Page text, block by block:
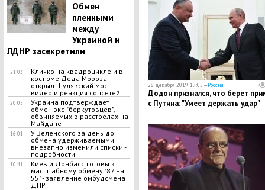
Обмен
пленными
между
Украиной и
ЛДНР засекретили
21:03
Кличко на квадроцикле и в
костюме Деда Мороза
открыл Шулявский мост:
видео и реакция соцсетей
20:05
Украина подтверждает
обмен экс-"беркутовцев",
обвиняемых в расстрелах на
Майдане
16:01
У Зеленского за день до
обмена удерживаемыми
внезапно изменили списки -
подробности
10:41
Киев и Донбасс готовы к
масштабному обмену "87 на
55" - заявление омбудсмена
ДНР
28 декабря 2019, 19:05 —Россия
​Додон признался, что берет
с Путина: "Умеет держать удар"